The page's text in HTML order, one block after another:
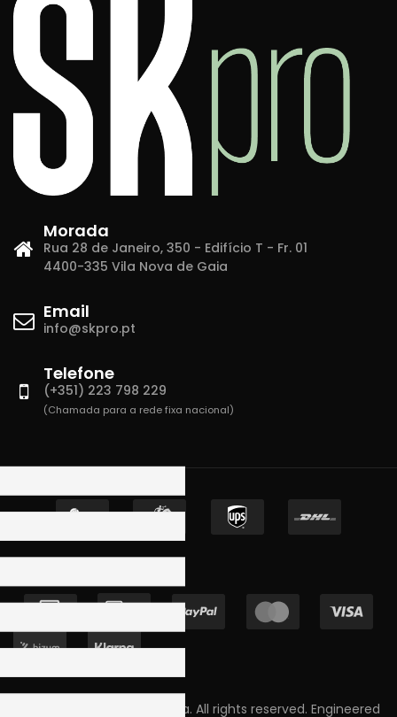
Morada
Rua 28 de Janeiro, 350 - Edifício T - Fr. 01
4400-335 Vila Nova de Gaia
Email
info@skpro.pt
Telefone
(+351) 223 798 229
(Chamada para a rede fixa nacional)
Copyright © 2023 Skpro, Lda. All rights reserved. Engineered